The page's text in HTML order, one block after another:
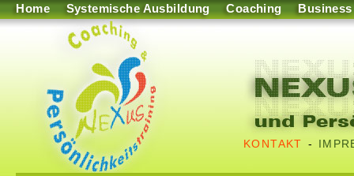
Home Systemische Ausbildung Coaching Business
KONTAKT -